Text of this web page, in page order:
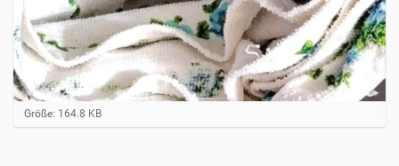
Z
e
Größe: 164.8 KB